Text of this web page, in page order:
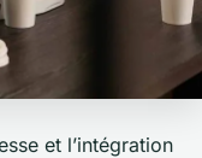
et l’intégration